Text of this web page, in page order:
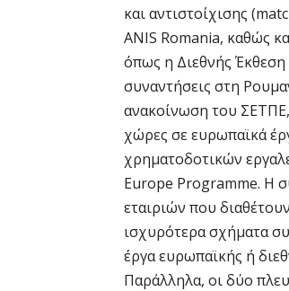
και αντιστοίχισης
ANIS Romania, καθώς
όπως η Διεθνής Έκθεση
συναντήσεις στη
ανακοίνωση του
χώρες σε ευρωπαϊκά
χρηματοδοτικών
Europe Programme. Η
εταιριών που
ισχυρότερα σχήματα
έργα ευρωπαϊκής ή
Παράλληλα, οι δύο